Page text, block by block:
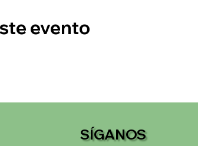
evento
SÍGANOS